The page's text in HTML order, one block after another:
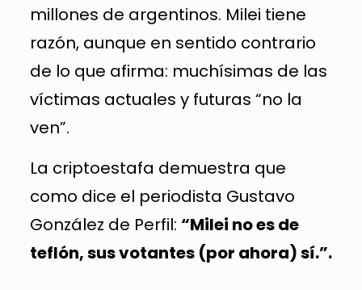
millones de argentinos. Milei tiene
razón, aunque en sentido contrario
de lo que afirma: muchísimas de las
víctimas actuales y futuras “no la
ven”.
La criptoestafa demuestra que
como dice el periodista Gustavo
González de Perfil: “Milei no es de
teflón, sus votantes (por ahora) sí.”.